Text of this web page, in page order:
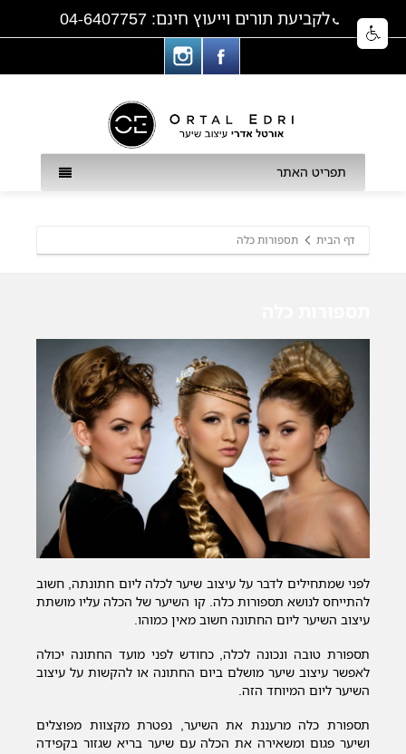
לקביעת תורים וייעוץ חינם: 04-6407757
תפריט האתר
תספורות כלה דף הבית
לפני שמתחילים לדבר על עיצוב שיער לכלה ליום חתונתה, חשוב
להתייחס לנושא תספורות כלה. קו השיער של הכלה עליו מושתת
עיצוב השיער ליום החתונה חשוב מאין כמוהו.
תספורת טובה ונכונה לכלה, כחודש לפני מועד החתונה יכולה
לאפשר עיצוב שיער מושלם ביום החתונה או להקשות על עיצוב
השיער ליום המיוחד הזה.
תספורת כלה מרעננת את השיער, נפטרת מקצוות מפוצלים
ושיער פגום ומשאירה את הכלה עם שיער בריא שגזור בקפידה